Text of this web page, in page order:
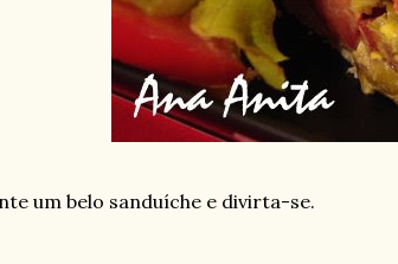
um belo sanduíche e divirta-se.